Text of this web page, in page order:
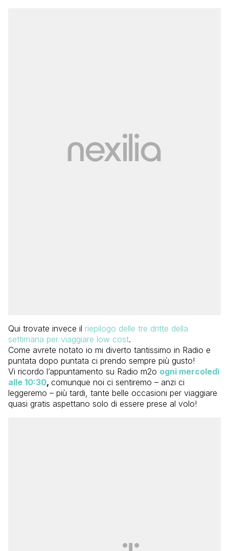
Qui trovate invece il riepilogo delle tre dritte della
settimana per viaggiare low cost.
Come avrete notato io mi diverto tantissimo in Radio e
puntata dopo puntata ci prendo sempre più gusto!
Vi ricordo l’appuntamento su Radio m2o ogni mercoledì
alle 10:30, comunque noi ci sentiremo – anzi ci
leggeremo – più tardi, tante belle occasioni per viaggiare
quasi gratis aspettano solo di essere prese al volo!